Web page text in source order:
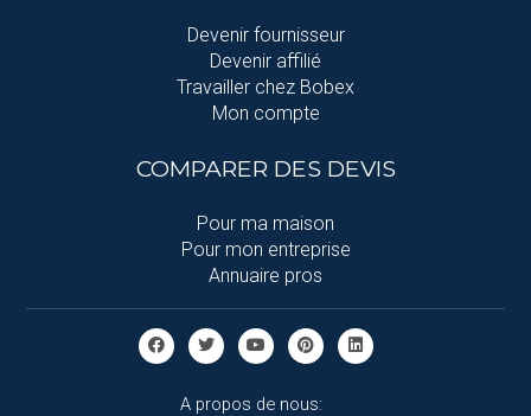
Devenir fournisseur
Devenir affilié
Travailler chez Bobex
Mon compte
COMPARER DES DEVIS
Pour ma maison
Pour mon entreprise
Annuaire pros
A propos de nous: